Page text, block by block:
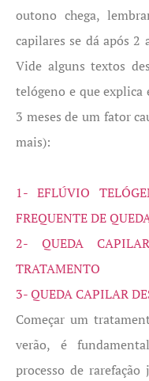
outono chega,
capilares se dá após 2
Vide alguns textos
telógeno e que explica
3 meses de um fator
mais):
1- EFLÚVIO
FREQUENTE DE
2- QUEDA
TRATAMENTO
3- QUEDA CAPILAR
Começar um
verão, é
processo de